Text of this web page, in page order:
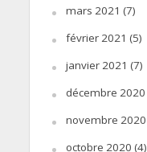
mars 2021 (7)
février 2021 (5)
janvier 2021 (7)
décembre 2020
novembre 2020
octobre 2020 (4)